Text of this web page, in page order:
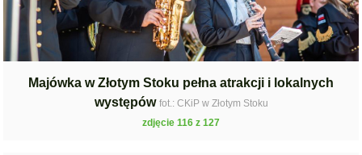
Majówka w Złotym Stoku pełna atrakcji i lokalnych
występów fot.: CKiP w Złotym Stoku
zdjęcie 116 z 127